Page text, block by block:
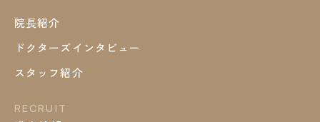
院長紹介
ドクターズインタビュー
スタッフ紹介
RECRUIT